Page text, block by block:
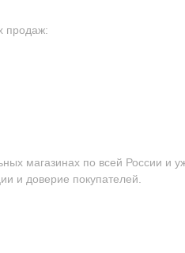
продаж:
магазинах по всей России и
и доверие покупателей.